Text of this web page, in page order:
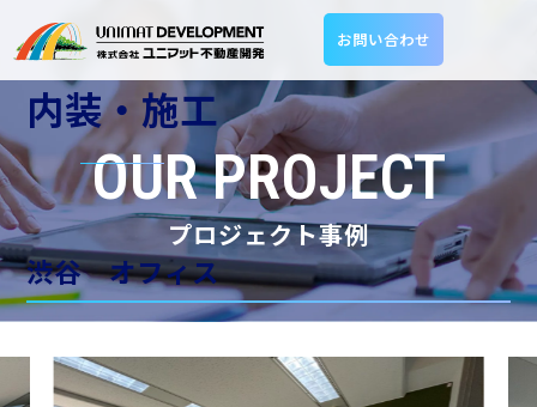
お問い合わせ
OUR PROJECT
プロジェクト事例
内装・施工
渋谷 オフィス